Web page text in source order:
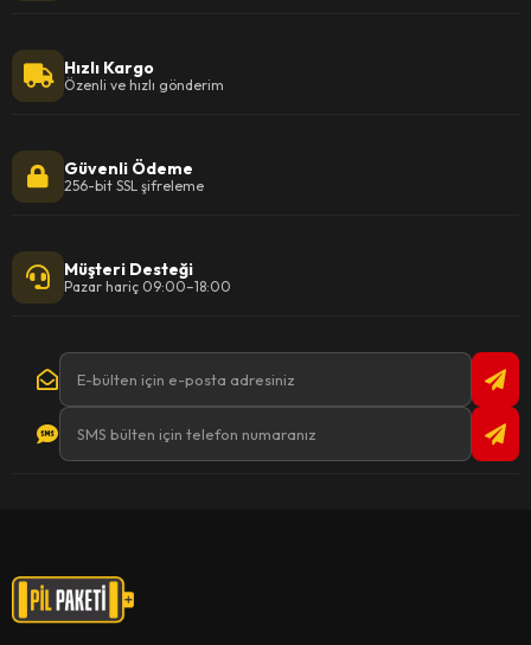
Hızlı Kargo
Özenli ve hızlı gönderim
Güvenli Ödeme
256-bit SSL şifreleme
Müşteri Desteği
Pazar hariç 09:00–18:00